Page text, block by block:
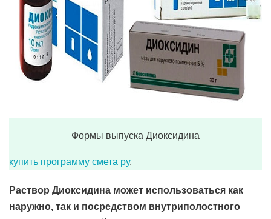
Формы выпуска Диоксидина
купить программу смета ру.
Раствор Диоксидина может использоваться как
наружно, так и посредством внутриполостного